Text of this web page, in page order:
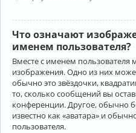
Что означают
именем пользователя?
Вместе с именем пользователя
изображения. Одно из них
обычно это звёздочки,
то, сколько сообщений вы
конференции. Другое, обычно
известно как «аватара» и
пользователя.